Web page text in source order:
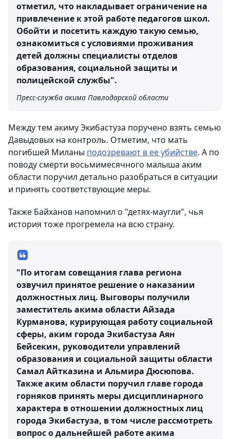
отметил, что накладывает ограничение на
привлечение к этой работе педагогов школ.
Обойти и посетить каждую такую семью,
ознакомиться с условиями проживания
детей должны специалисты отделов
образования, социальной защиты и
полицейской службы".
Пресс-служба акима Павлодарской области
Между тем акиму Экибастуза поручено взять семью
Давыдовых на контроль. Отметим, что мать
погибшей Миланы подозревают в ее убийстве. А по
поводу смерти восьмимесячного малыша аким
области поручил детально разобраться в ситуации
и принять соответствующие меры.
Также Байханов напомнил о "детях-маугли", чья
история тоже прогремела на всю страну.
"По итогам совещания глава региона
озвучил принятое решение о наказании
должностных лиц. Выговоры получили
заместитель акима области Айзада
Курманова, курирующая работу социальной
сферы, аким города Экибастуза Аян
Бейсекин, руководители управлений
образования и социальной защиты области
Самал Айтказина и Альмира Дюсюпова.
Также аким области поручил главе города
горняков принять меры дисциплинарного
характера в отношении должностных лиц
города Экибастуза, в том числе рассмотреть
вопрос о дальнейшей работе акима